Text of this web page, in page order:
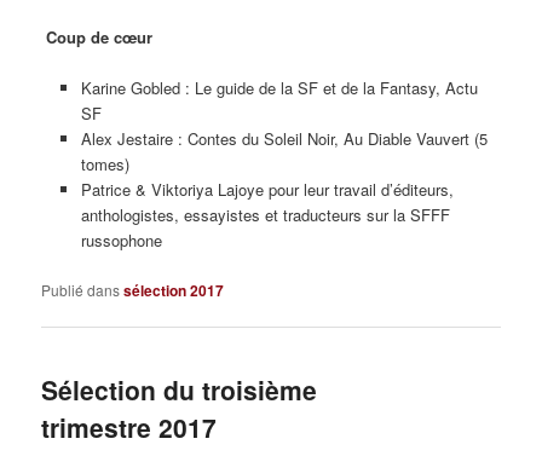
Coup de cœur
Karine Gobled : Le guide de la SF et de la Fantasy, Actu
SF
Alex Jestaire : Contes du Soleil Noir, Au Diable Vauvert (5
tomes)
Patrice & Viktoriya Lajoye pour leur travail d’éditeurs,
anthologistes, essayistes et traducteurs sur la SFFF
russophone
Publié danssélection 2017
Sélection du troisième
trimestre 2017